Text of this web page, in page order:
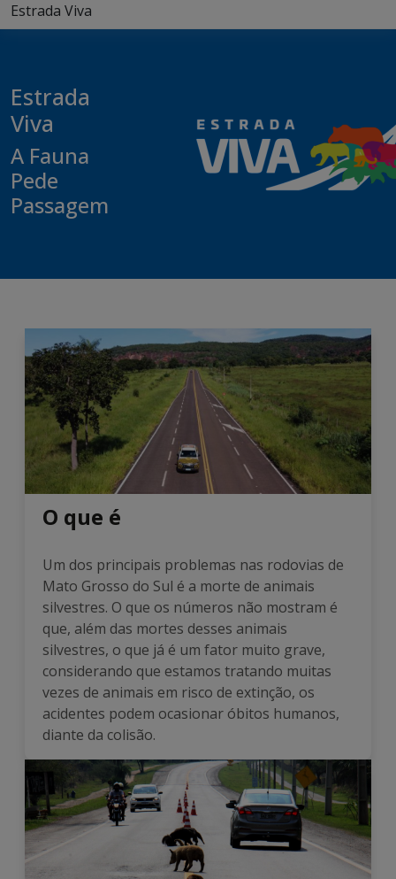
Estrada Viva
Estrada
Viva
A Fauna
Pede
Passagem
O que é
Um dos principais problemas nas rodovias de
Mato Grosso do Sul é a morte de animais
silvestres. O que os números não mostram é
que, além das mortes desses animais
silvestres, o que já é um fator muito grave,
considerando que estamos tratando muitas
vezes de animais em risco de extinção, os
acidentes podem ocasionar óbitos humanos,
diante da colisão.